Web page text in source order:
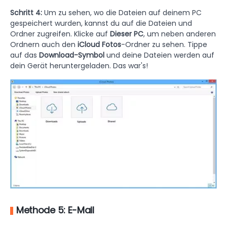
Schritt 4: Um zu sehen, wo die Dateien auf deinem PC
gespeichert wurden, kannst du auf die Dateien und
Ordner zugreifen. Klicke auf Dieser PC, um neben anderen
Ordnern auch den iCloud Fotos-Ordner zu sehen. Tippe
auf das Download-Symbol und deine Dateien werden auf
dein Gerät heruntergeladen. Das war's!
Methode 5: E-Mail